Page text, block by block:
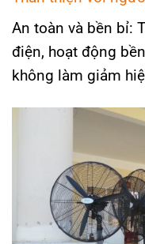
An toàn và bền bỉ:
điện, hoạt động
không làm giảm